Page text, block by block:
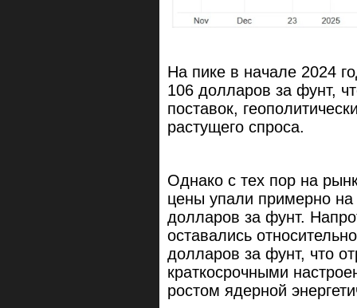
На пике в начале 2024
106 долларов за фунт,
поставок,
растущего спроса.
Однако с тех пор на
цены упали примерно на
долларов за фунт.
оставались
долларов за фунт, что
краткосрочными
ростом ядерной